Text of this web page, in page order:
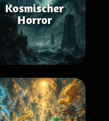
Kosmischer
Horror